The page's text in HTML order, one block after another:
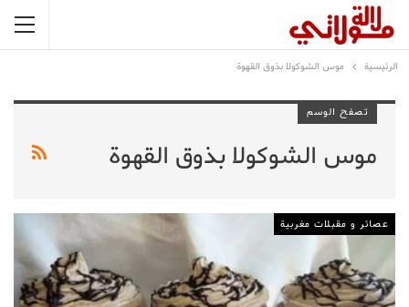
الرئيسية موس الشوكولا بذوق القهوة
تصفح الوسم
موس الشوكولا بذوق القهوة
عصائر و مقبلات مغربية